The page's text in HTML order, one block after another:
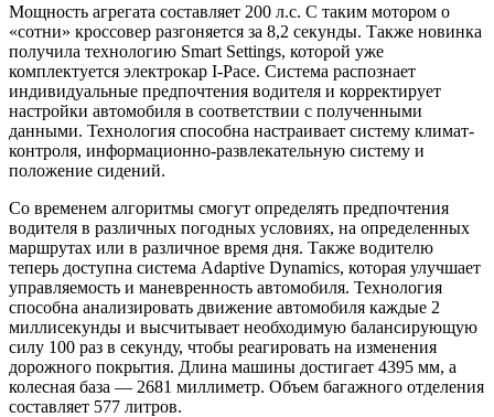
Мощность агрегата составляет 200 л.с. С таким мотором о
«сотни» кроссовер разгоняется за 8,2 секунды. Также новинка
получила технологию Smart Settings, которой уже
комплектуется электрокар I-Pace. Система распознает
индивидуальные предпочтения водителя и корректирует
настройки автомобиля в соответствии с полученными
данными. Технология способна настраивает систему климат-
контроля, информационно-развлекательную систему и
положение сидений.
Со временем алгоритмы смогут определять предпочтения
водителя в различных погодных условиях, на определенных
маршрутах или в различное время дня. Также водителю
теперь доступна система Adaptive Dynamics, которая улучшает
управляемость и маневренность автомобиля. Технология
способна анализировать движение автомобиля каждые 2
миллисекунды и высчитывает необходимую балансирующую
силу 100 раз в секунду, чтобы реагировать на изменения
дорожного покрытия. Длина машины достигает 4395 мм, а
колесная база — 2681 миллиметр. Объем багажного отделения
составляет 577 литров.